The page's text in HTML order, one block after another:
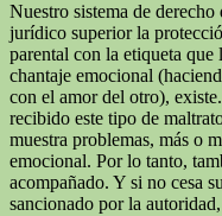
Nuestro sistema de
jurídico superior la
parental con la etiqueta que
chantaje emocional
con el amor del otro),
recibido este tipo de
muestra problemas, más o
emocional. Por lo tanto,
acompañado. Y si no cesa
sancionado por la